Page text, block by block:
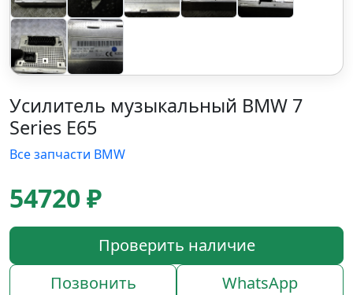
Усилитель музыкальный BMW 7
Series E65
Все запчасти BMW
54720 ₽
Проверить наличие
Позвонить
WhatsApp